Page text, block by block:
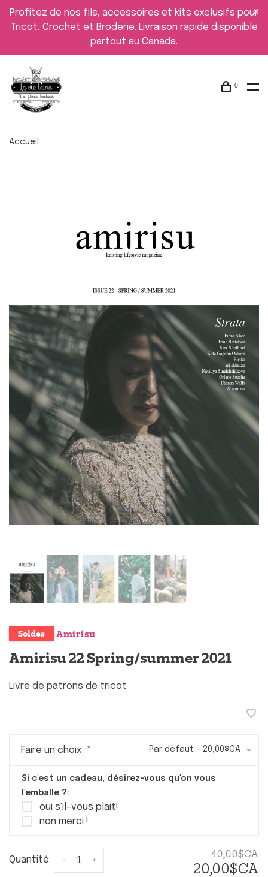
Profitez de nos fils, accessoires et kits exclusifs pour
Tricot, Crochet et Broderie. Livraison rapide disponible
partout au Canada.
0
Accueil
Soldes Amirisu
Amirisu 22 Spring/summer 2021
Livre de patrons de tricot
Faire un choix: * Par défaut - 20,00$CA
Si c'est un cadeau, désirez-vous qu'on vous
l'emballe ?:
oui s'il-vous plait!
non merci !
Quantité: +
-
40,00$CA
20,00$CA